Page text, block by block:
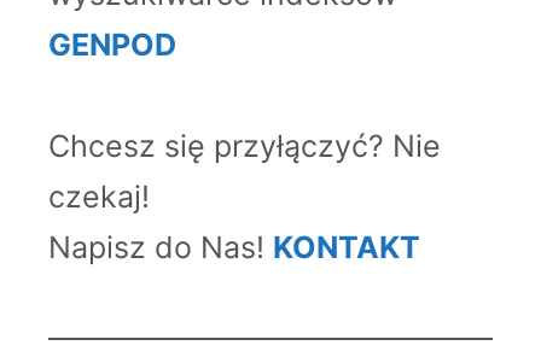
GENPOD
Chcesz się przyłączyć? Nie
czekaj!
Napisz do Nas! KONTAKT